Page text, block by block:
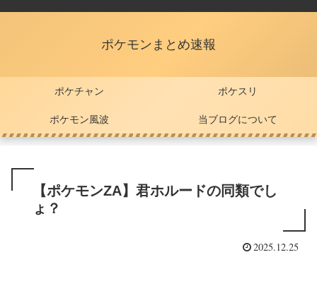
ポケモンまとめ速報
ポケチャン ポケスリ
ポケモン風波 当ブログについて
【ポケモンZA】君ホルードの同類でし
ょ？
2025.12.25